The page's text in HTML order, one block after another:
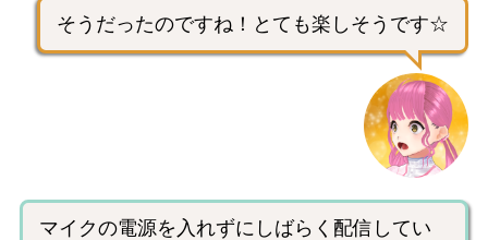
そうだったのですね！とても楽しそうです☆
マイクの電源を入れずにしばらく配信してい